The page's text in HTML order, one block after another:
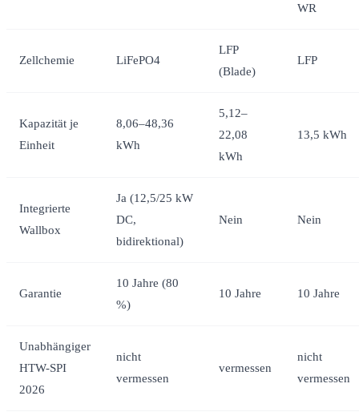
WR
Zellchemie LiFePO4
LFP
(Blade)
LFP
Kapazität je
Einheit
8,06–48,36
kWh
5,12–
22,08
kWh
13,5 kWh
Integrierte
Wallbox
Ja (12,5/25 kW
DC,
bidirektional)
Nein Nein
Garantie
10 Jahre (80
%)
10 Jahre 10 Jahre
Unabhängiger
HTW-SPI
2026
nicht
vermessen
vermessen
nicht
vermessen